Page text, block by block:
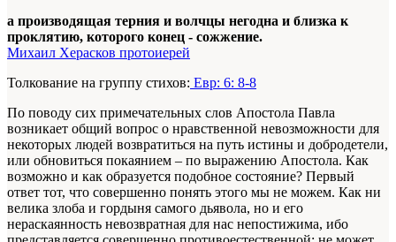
а производящая терния и волчцы негодна и близка к
проклятию, которого конец - сожжение.
Михаил Херасков протоиерей
Толкование на группу стихов: Евр: 6: 8-8
По поводу сих примечательных слов Апостола Павла
возникает общий вопрос о нравственной невозможности для
некоторых людей возвратиться на путь истины и добродетели,
или обновиться покаянием – по выражению Апостола. Как
возможно и как образуется подобное состояние? Первый
ответ тот, что совершенно понять этого мы не можем. Как ни
велика злоба и гордыня самого дьявола, но и его
нераскаянность невозвратная для нас непостижима, ибо